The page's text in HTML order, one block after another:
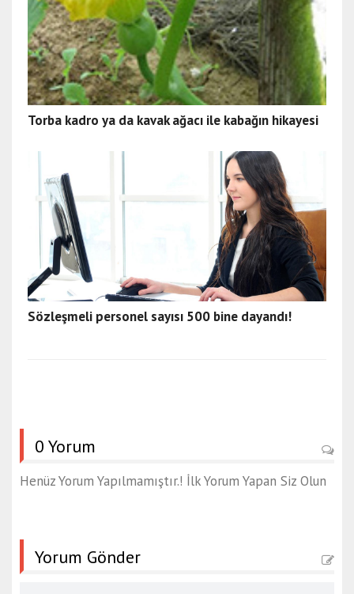
Torba kadro ya da kavak ağacı ile kabağın hikayesi
Sözleşmeli personel sayısı 500 bine dayandı!
0 Yorum
Henüz Yorum Yapılmamıştır.! İlk Yorum Yapan Siz Olun
Yorum Gönder